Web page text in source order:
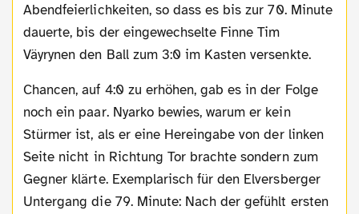
Abendfeierlichkeiten, so dass es bis zur 70. Minute
dauerte, bis der eingewechselte Finne Tim
Väyrynen den Ball zum 3:0 im Kasten versenkte.
Chancen, auf 4:0 zu erhöhen, gab es in der Folge
noch ein paar. Nyarko bewies, warum er kein
Stürmer ist, als er eine Hereingabe von der linken
Seite nicht in Richtung Tor brachte sondern zum
Gegner klärte. Exemplarisch für den Elversberger
Untergang die 79. Minute: Nach der gefühlt ersten